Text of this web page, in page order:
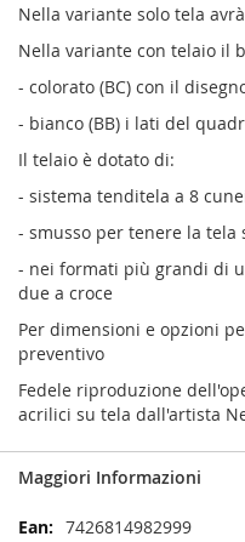
Nella variante solo tela
Nella variante con telaio il
- colorato (BC) con il
- bianco (BB) i lati del
Il telaio è dotato di:
- sistema tenditela a 8
- smusso per tenere la
- nei formati più grandi di
due a croce
Per dimensioni e opzioni
preventivo
Fedele riproduzione
acrilici su tela dall'artista
Maggiori Informazioni
Maggiori7426814982999